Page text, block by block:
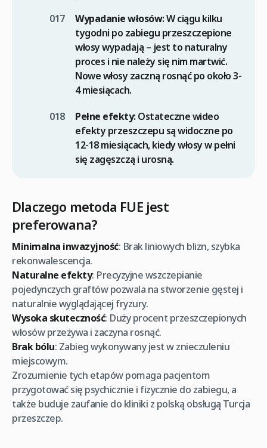
Wypadanie włosów: W ciągu kilku
tygodni po zabiegu przeszczepione
włosy wypadają – jest to naturalny
proces i nie należy się nim martwić.
Nowe włosy zaczną rosnąć po około 3-
4 miesiącach.
Pełne efekty: Ostateczne wideo
efekty przeszczepu są widoczne po
12-18 miesiącach, kiedy włosy w pełni
się zagęszczą i urosną.
Dlaczego metoda FUE jest
preferowana?
Minimalna inwazyjność: Brak liniowych blizn, szybka
rekonwalescencja.
Naturalne efekty: Precyzyjne wszczepianie
pojedynczych graftów pozwala na stworzenie gęstej i
naturalnie wyglądającej fryzury.
Wysoka skuteczność: Duży procent przeszczepionych
włosów przeżywa i zaczyna rosnąć.
Brak bólu: Zabieg wykonywany jest w znieczuleniu
miejscowym.
Zrozumienie tych etapów pomaga pacjentom
przygotować się psychicznie i fizycznie do zabiegu, a
także buduje zaufanie do kliniki z polską obsługą Turcja
przeszczep.